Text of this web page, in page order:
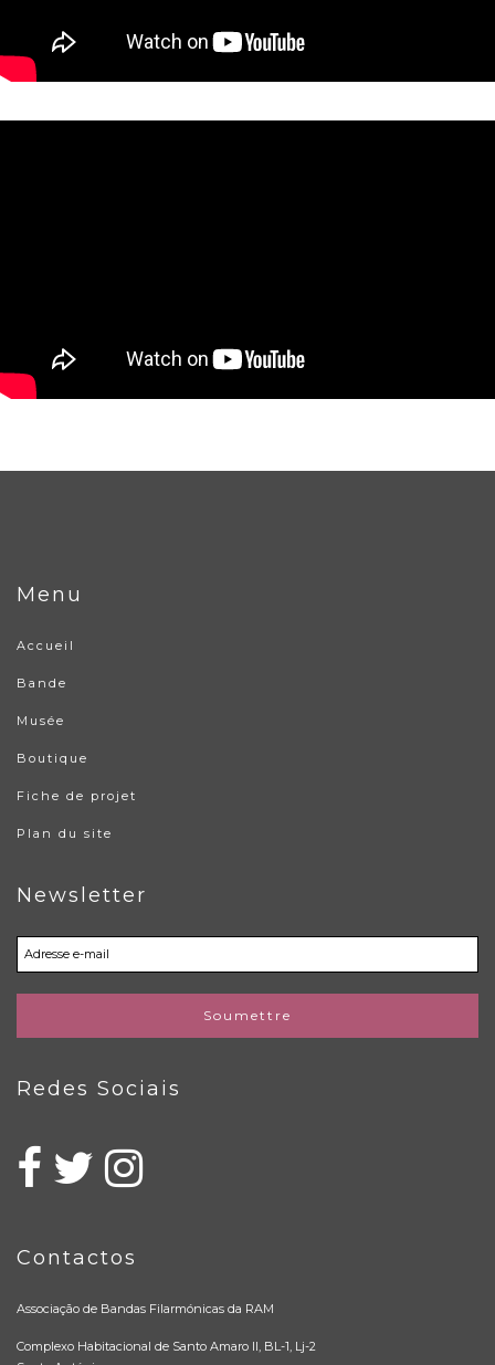
Menu
Accueil
Bande
Musée
Boutique
Fiche de projet
Plan du site
Newsletter
Soumettre
Redes Sociais
Contactos
Associação de Bandas Filarmónicas da RAM
Complexo Habitacional de Santo Amaro II, BL-1, Lj-2